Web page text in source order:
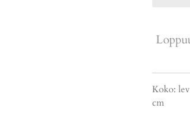
Koko:
cm